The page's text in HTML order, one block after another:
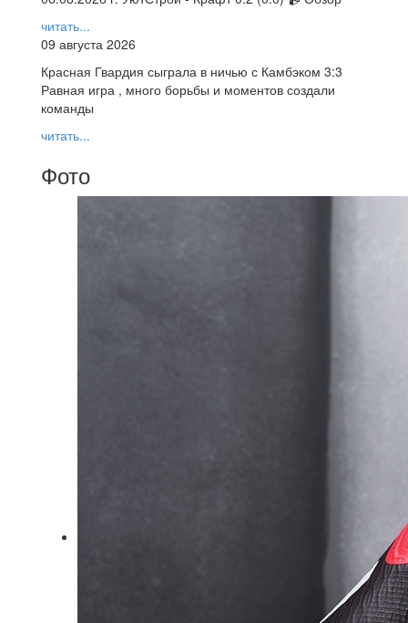
читать...
09 августа 2026
Красная Гвардия сыграла в ничью с Камбэком 3:3
Равная игра , много борьбы и моментов создали
команды
читать...
Фото